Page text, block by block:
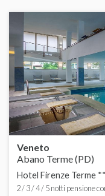
Veneto
Abano Terme (PD)
Hotel Firenze Terme
2 / 3 / 4 / 5 notti pensione